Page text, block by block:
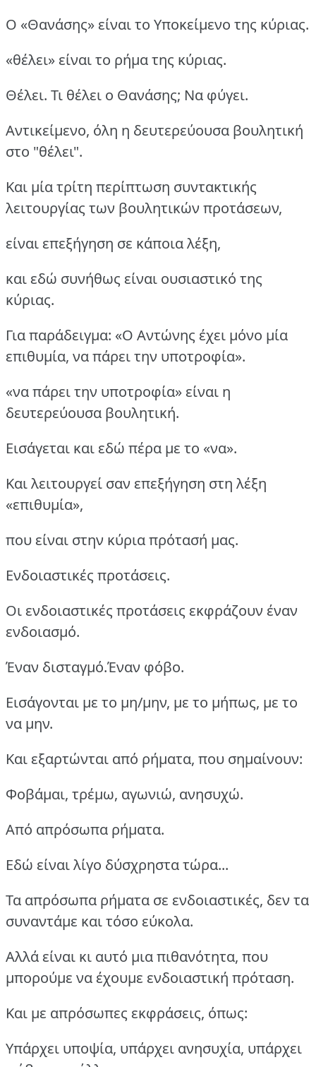
Ο «Θανάσης» είναι το Υποκείμενο της κύριας.
«θέλει» είναι το ρήμα της κύριας.
Θέλει. Τι θέλει ο Θανάσης; Να φύγει.
Αντικείμενο, όλη η δευτερεύουσα βουλητική
στο "θέλει".
Και μία τρίτη περίπτωση συντακτικής
λειτουργίας των βουλητικών προτάσεων,
είναι επεξήγηση σε κάποια λέξη,
και εδώ συνήθως είναι ουσιαστικό της
κύριας.
Για παράδειγμα: «Ο Αντώνης έχει μόνο μία
επιθυμία, να πάρει την υποτροφία».
«να πάρει την υποτροφία» είναι η
δευτερεύουσα βουλητική.
Εισάγεται και εδώ πέρα με το «να».
Και λειτουργεί σαν επεξήγηση στη λέξη
«επιθυμία»,
που είναι στην κύρια πρότασή μας.
Ενδοιαστικές προτάσεις.
Οι ενδοιαστικές προτάσεις εκφράζουν έναν
ενδοιασμό.
Έναν δισταγμό.Έναν φόβο.
Εισάγονται με το μη/μην, με το μήπως, με το
να μην.
Και εξαρτώνται από ρήματα, που σημαίνουν:
Φοβάμαι, τρέμω, αγωνιώ, ανησυχώ.
Από απρόσωπα ρήματα.
Εδώ είναι λίγο δύσχρηστα τώρα...
Τα απρόσωπα ρήματα σε ενδοιαστικές, δεν τα
συναντάμε και τόσο εύκολα.
Αλλά είναι κι αυτό μια πιθανότητα, που
μπορούμε να έχουμε ενδοιαστική πρόταση.
Και με απρόσωπες εκφράσεις, όπως:
Υπάρχει υποψία, υπάρχει ανησυχία, υπάρχει